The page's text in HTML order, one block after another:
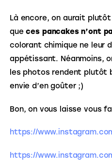
Là encore, on aurait
que ces pancakes n’ont
colorant chimique ne leur
appétissant. Néanmoins,
les photos rendent plutôt
envie d’en goûter ;)
Bon, on vous laisse vous
https://
https://